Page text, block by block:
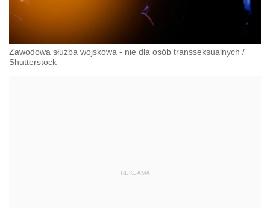
Zawodowa służba wojskowa - nie dla osób transseksualnych /
Shutterstock